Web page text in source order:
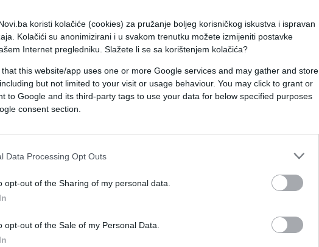
koristi kolačiće (cookies) za pružanje boljeg korisničkog iskustva i ispravan
Kolačići su anonimizirani i u svakom trenutku možete izmijeniti postavke
Internet pregledniku. Slažete li se sa korištenjem kolačića?
that this website/app uses one or more Google services and may gather and store
but not limited to your visit or usage behaviour. You may click to grant or
to Google and its third-party tags to use your data for below specified purposes
consent section.
Data Processing Opt Outs
opt-out of the Sharing of my personal data.
opt-out of the Sale of my Personal Data.
pića s očito jasnim ciljem – uzeti što više a ne
torbu, već i u grudnjak i hlače!
4